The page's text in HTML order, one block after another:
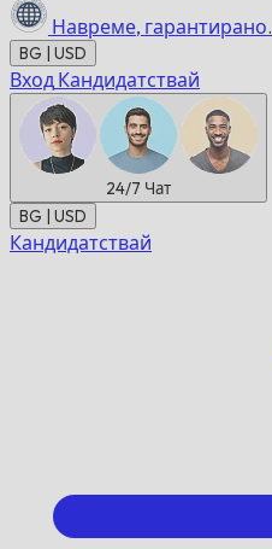
Навреме, гарантирано.
BG | USD
Вход Кандидатствай
24/7 Чат
BG | USD
Кандидатствай